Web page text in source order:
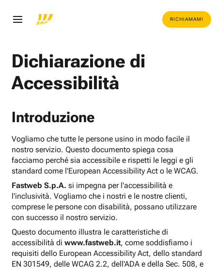
RICHIAMAMI
Dichiarazione di
Accessibilità
Introduzione
Vogliamo che tutte le persone usino in modo facile il
nostro servizio. Questo documento spiega cosa
facciamo perché sia accessibile e rispetti le leggi e gli
standard come l'European Accessibility Act o le WCAG.
Fastweb S.p.A. si impegna per l'accessibilità e
l'inclusività. Vogliamo che i nostri e le nostre clienti,
comprese le persone con disabilità, possano utilizzare
con successo il nostro servizio.
Questo documento illustra le caratteristiche di
accessibilità di www.fastweb.it, come soddisfiamo i
requisiti dello European Accessibility Act, dello standard
EN 301549, delle WCAG 2.2, dell'ADA e della Sec. 508, e